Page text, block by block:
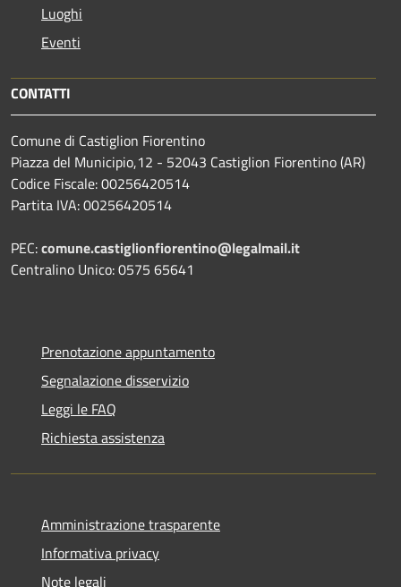
Luoghi
Eventi
CONTATTI
Comune di Castiglion Fiorentino
Piazza del Municipio,12 - 52043 Castiglion Fiorentino (AR)
Codice Fiscale: 00256420514
Partita IVA: 00256420514
PEC:comune.castiglionfiorentino@legalmail.it
Centralino Unico: 0575 65641
Prenotazione appuntamento
Segnalazione disservizio
Leggi le FAQ
Richiesta assistenza
Amministrazione trasparente
Informativa privacy
Note legali